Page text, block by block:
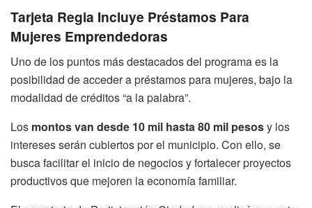
Tarjeta Regia Incluye Préstamos Para
Mujeres Emprendedoras
Uno de los puntos más destacados del programa es la
posibilidad de acceder a préstamos para mujeres, bajo la
modalidad de créditos “a la palabra”.
Los montos van desde 10 mil hasta 80 mil pesosy los
intereses serán cubiertos por el municipio. Con ello, se
busca facilitar el inicio de negocios y fortalecer proyectos
productivos que mejoren la economía familiar.